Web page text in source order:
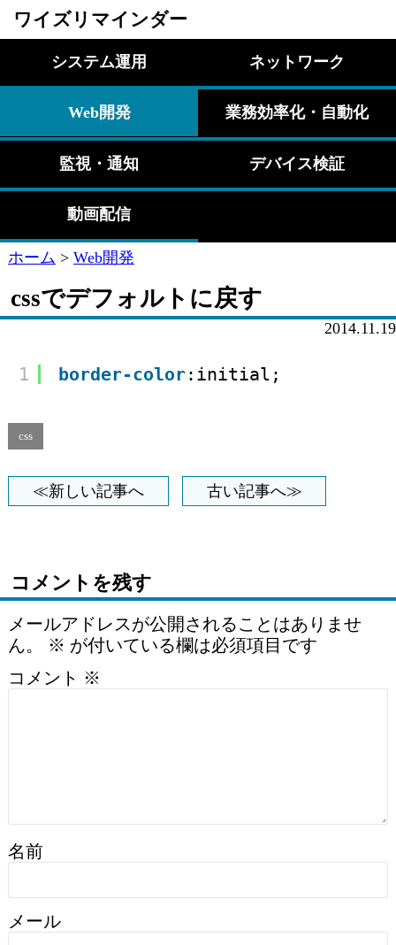
ワイズリマインダー
システム運用 ネットワーク
Web開発 業務効率化・自動化
監視・通知 デバイス検証
動画配信
ホーム > Web開発
cssでデフォルトに戻す
2014.11.19
1 border-color:initial;
css
≪新しい記事へ 古い記事へ≫
コメントを残す
メールアドレスが公開されることはありませ
ん。
※ が付いている欄は必須項目です
コメント ※
名前
メール